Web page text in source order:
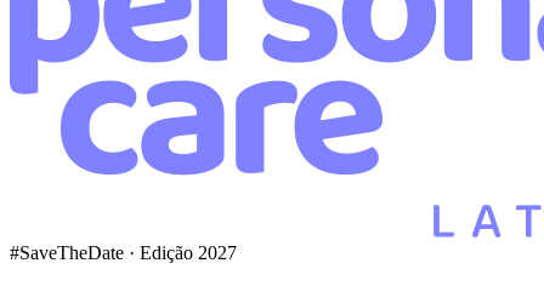
#SaveTheDate · Edição 2027